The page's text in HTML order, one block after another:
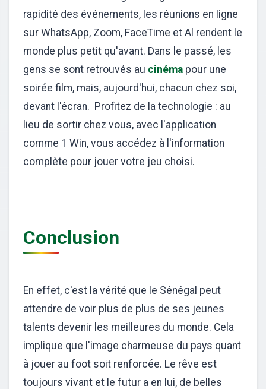
rapidité des événements, les réunions en ligne
sur WhatsApp, Zoom, FaceTime et Al rendent le
monde plus petit qu'avant. Dans le passé, les
gens se sont retrouvés au cinéma pour une
soirée film, mais, aujourd'hui, chacun chez soi,
devant l'écran. Profitez de la technologie : au
lieu de sortir chez vous, avec l'application
comme 1 Win, vous accédez à l'information
complète pour jouer votre jeu choisi.
Conclusion
En effet, c'est la vérité que le Sénégal peut
attendre de voir plus de plus de ses jeunes
talents devenir les meilleures du monde. Cela
implique que l'image charmeuse du pays quant
à jouer au foot soit renforcée. Le rêve est
toujours vivant et le futur a en lui, de belles